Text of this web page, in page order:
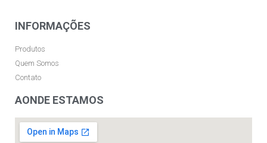
INFORMAÇÕES
Produtos
Quem Somos
Contato
AONDE ESTAMOS